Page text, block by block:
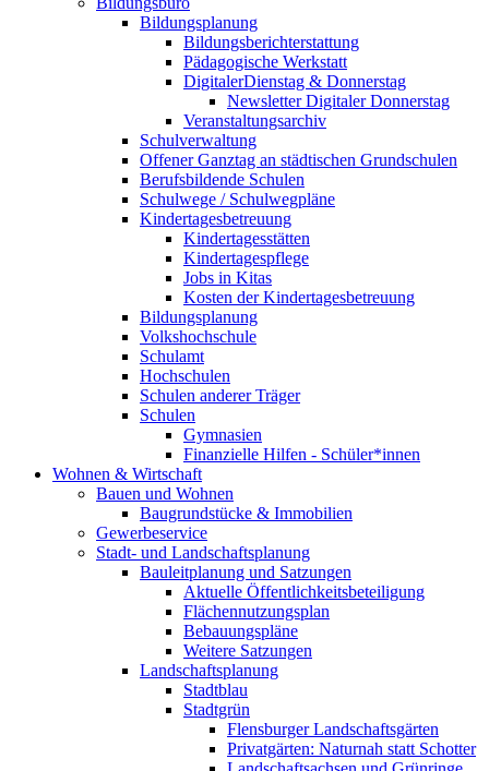
Bildungsplanung
Bildungsberichterstattung
Pädagogische Werkstatt
DigitalerDienstag & Donnerstag
Newsletter Digitaler Donnerstag
Veranstaltungsarchiv
Schulverwaltung
Offener Ganztag an städtischen Grundschulen
Berufsbildende Schulen
Schulwege / Schulwegpläne
Kindertagesbetreuung
Kindertagesstätten
Kindertagespflege
Jobs in Kitas
Kosten der Kindertagesbetreuung
Bildungsplanung
Volkshochschule
Schulamt
Hochschulen
Schulen anderer Träger
Schulen
Gymnasien
Finanzielle Hilfen - Schüler*innen
Wohnen & Wirtschaft
Bauen und Wohnen
Baugrundstücke & Immobilien
Gewerbeservice
Stadt- und Landschaftsplanung
Bauleitplanung und Satzungen
Aktuelle Öffentlichkeitsbeteiligung
Flächennutzungsplan
Bebauungspläne
Weitere Satzungen
Landschaftsplanung
Stadtblau
Stadtgrün
Flensburger Landschaftsgärten
Privatgärten: Naturnah statt Schotter